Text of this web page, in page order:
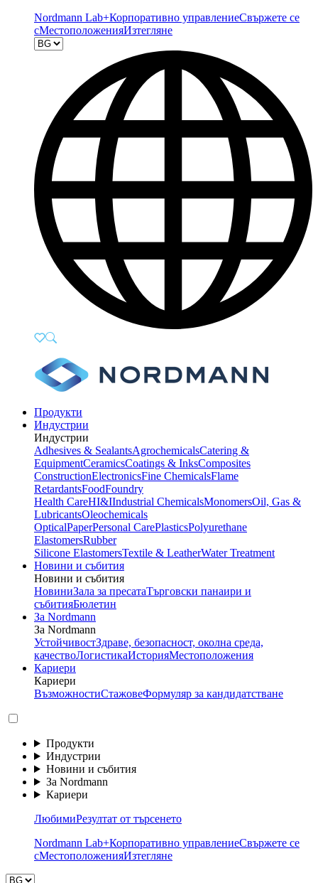
Nordmann Lab+Корпоративно управлениеСвържете се
сМестоположенияИзтегляне
Продукти
Индустрии
Индустрии
Adhesives & SealantsAgrochemicalsCatering &
EquipmentCeramicsCoatings & InksComposites
ConstructionElectronicsFine ChemicalsFlame
RetardantsFoodFoundry
Health CareHI&IIndustrial ChemicalsMonomersOil, Gas &
LubricantsOleochemicals
OpticalPaperPersonal CarePlasticsPolyurethane
ElastomersRubber
Silicone ElastomersTextile & LeatherWater Treatment
Новини и събития
Новини и събития
НовиниЗала за пресатаТърговски панаири и
събитияБюлетин
За Nordmann
За Nordmann
УстойчивостЗдраве, безопасност, околна среда,
качествоЛогистикаИсторияМестоположения
Кариери
Кариери
ВъзможностиСтажовеФормуляр за кандидатстване
Продукти
Индустрии
Новини и събития
За Nordmann
Кариери
ЛюбимиРезултат от търсенето
Nordmann Lab+Корпоративно управлениеСвържете се
сМестоположенияИзтегляне